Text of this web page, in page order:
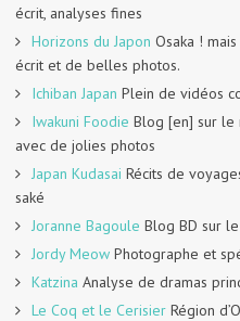
écrit, analyses fines
Horizons du Japon Osaka !
écrit et de belles photos.
Ichiban Japan Plein de vidéos
Iwakuni Foodie Blog [en] sur le
avec de jolies photos
Japan Kudasai Récits de
saké
Joranne Bagoule Blog BD sur
Jordy Meow Photographe et
Katzina Analyse de dramas
Le Coq et le Cerisier Région